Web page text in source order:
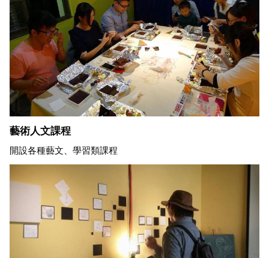
藝術人文課程
開設各種藝文、學習類課程